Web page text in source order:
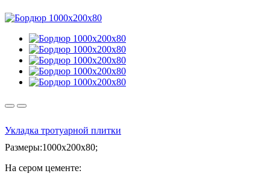
Укладка тротуарной плитки
Размеры:1000х200х80;
На сером цементе: